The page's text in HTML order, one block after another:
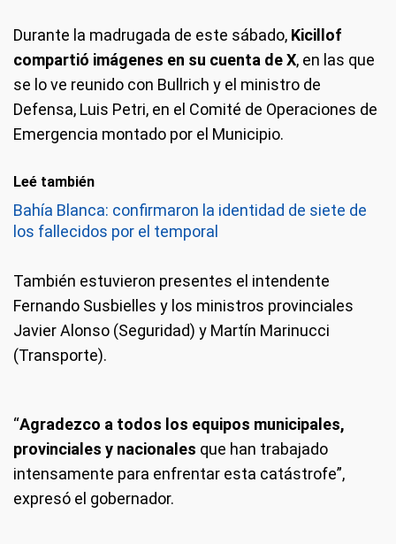
Durante la madrugada de este sábado, Kicillof
compartió imágenes en su cuenta de X, en las que
se lo ve reunido con Bullrich y el ministro de
Defensa, Luis Petri, en el Comité de Operaciones de
Emergencia montado por el Municipio.
Leé también
Bahía Blanca: confirmaron la identidad de siete de
los fallecidos por el temporal
También estuvieron presentes el intendente
Fernando Susbielles y los ministros provinciales
Javier Alonso (Seguridad) y Martín Marinucci
(Transporte).
“Agradezco a todos los equipos municipales,
provinciales y nacionales que han trabajado
intensamente para enfrentar esta catástrofe”,
expresó el gobernador.